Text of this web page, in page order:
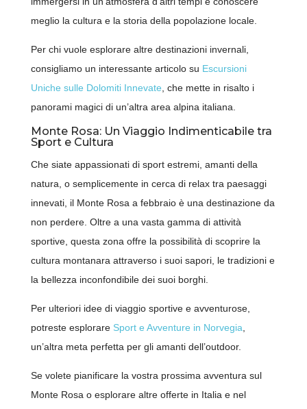
meglio la cultura e la storia della popolazione locale.
Per chi vuole esplorare altre destinazioni invernali,
consigliamo un interessante articolo su Escursioni
Uniche sulle Dolomiti Innevate, che mette in risalto i
panorami magici di un’altra area alpina italiana.
Monte Rosa: Un Viaggio Indimenticabile tra
Sport e Cultura
Che siate appassionati di sport estremi, amanti della
natura, o semplicemente in cerca di relax tra paesaggi
innevati, il Monte Rosa a febbraio è una destinazione da
non perdere. Oltre a una vasta gamma di attività
sportive, questa zona offre la possibilità di scoprire la
cultura montanara attraverso i suoi sapori, le tradizioni e
la bellezza inconfondibile dei suoi borghi.
Per ulteriori idee di viaggio sportive e avventurose,
potreste esplorare Sport e Avventure in Norvegia,
un’altra meta perfetta per gli amanti dell’outdoor.
Se volete pianificare la vostra prossima avventura sul
Monte Rosa o esplorare altre offerte in Italia e nel
SCARICA LA NUOVA APP
OFFRIVIAGGI